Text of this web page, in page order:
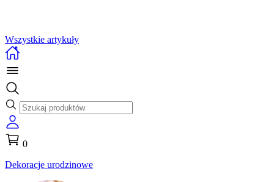
Wszystkie artykuły
0
Dekoracje urodzinowe